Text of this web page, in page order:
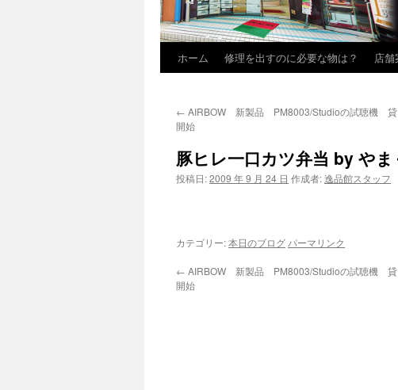
ホーム 修理を出すのに必要な物は？ 店舗
← AIRBOW 新製品 PM8003/Studioの試聴機 貸
開始
豚ヒレ一口カツ弁当 by や
投稿日:2009 年 9 月 24 日 作成者:逸品館スタッフ
カテゴリー:本日のブログ パーマリンク
← AIRBOW 新製品 PM8003/Studioの試聴機 貸
開始